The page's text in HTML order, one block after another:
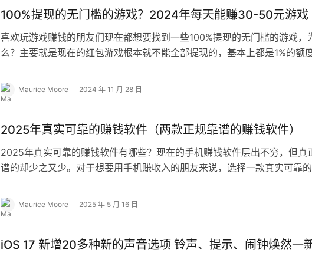
100%提现的无门槛的游戏？2024年每天能赚30-50元游戏
喜欢玩游戏赚钱的朋友们现在都想要找到一些100%提现的无门槛的游戏，
么？主要就是现在的红包游戏根本就不能全部提现的，基本上都是1%的额
Maurice Moore 2024 年 11 月 28 日
2025年真实可靠的赚钱软件（两款正规靠谱的赚钱软件）
2025年真实可靠的赚钱软件有哪些？现在的手机赚钱软件层出不穷，但真
谱的却少之又少。对于想要用手机赚收入的朋友来说，选择一款真实可靠的
Maurice Moore 2025 年 5 月 16 日
iOS 17 新增20多种新的声音选项 铃声、提示、闹钟焕然一